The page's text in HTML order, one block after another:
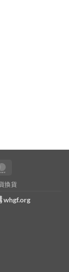
換貨
whgf.org